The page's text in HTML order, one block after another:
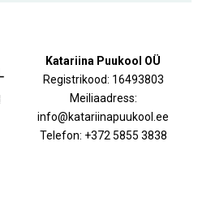
Katariina Puukool OÜ
Registrikood: 16493803
Meiliaadress:
info@katariinapuukool.ee
Telefon: +372 5855 3838